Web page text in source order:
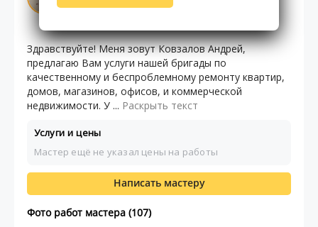
Спец
Здравствуйте! Меня зовут Ковзалов Андрей,
предлагаю Вам услуги нашей бригады по
качественному и беспроблемному ремонту квартир,
домов, магазинов, офисов, и коммерческой
недвижимости. У ... Раскрыть текст
Услуги и цены
Мастер ещё не указал цены на работы
Написать мастеру
Фото работ мастера (107)